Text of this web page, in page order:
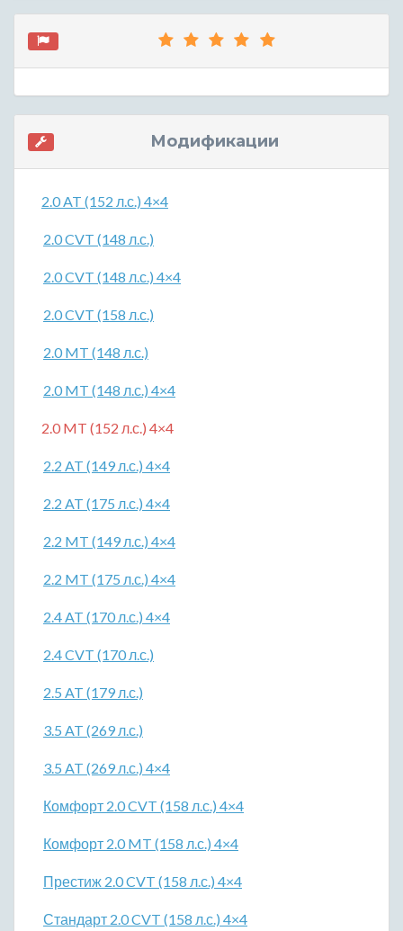
Модификации
2.0 AT (152 л.с.) 4×4
2.0 CVT (148 л.с.)
2.0 CVT (148 л.с.) 4×4
2.0 CVT (158 л.с.)
2.0 MT (148 л.с.)
2.0 MT (148 л.с.) 4×4
2.0 MT (152 л.с.) 4×4
2.2 AT (149 л.с.) 4×4
2.2 AT (175 л.с.) 4×4
2.2 MT (149 л.с.) 4×4
2.2 MT (175 л.с.) 4×4
2.4 AT (170 л.с.) 4×4
2.4 CVT (170 л.с.)
2.5 AT (179 л.с.)
3.5 AT (269 л.с.)
3.5 AT (269 л.с.) 4×4
Комфорт 2.0 CVT (158 л.с.) 4×4
Комфорт 2.0 MT (158 л.с.) 4×4
Престиж 2.0 CVT (158 л.с.) 4×4
Стандарт 2.0 CVT (158 л.с.) 4×4